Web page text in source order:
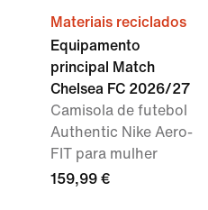
Materiais reciclados
Equipamento
principal Match
Chelsea FC 2026/27
Camisola de futebol
Authentic Nike Aero-
FIT para mulher
159,99 €